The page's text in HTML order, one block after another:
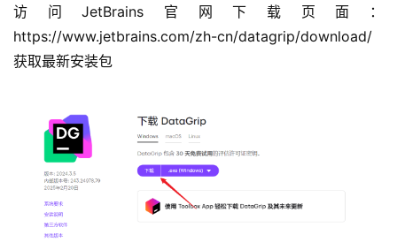
访问JetBrains官网下载页面：
https://www.jetbrains.com/zh-cn/datagrip/download/
获取最新安装包